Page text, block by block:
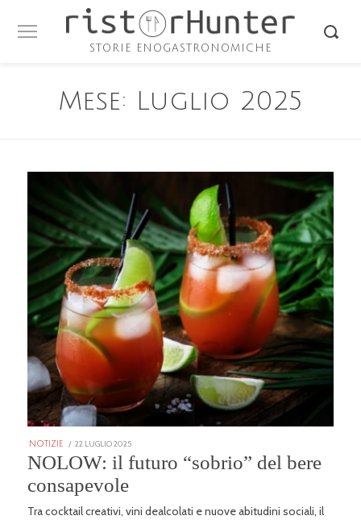
STORIE ENOGASTRONOMICHE
Mese: Luglio 2025
NOTIZIE
POSTED
ON
22 LUGLIO 2025
GENNAIO
2026
NOLOW: il futuro “sobrio” del bere
consapevole
Tra cocktail creativi, vini dealcolati e nuove abitudini sociali, il